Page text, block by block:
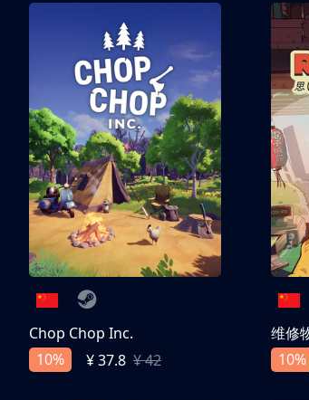
Chop Chop Inc.
10%
¥ 37.8 ¥ 42
维修
10%